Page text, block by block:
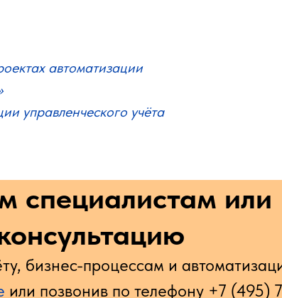
автоматизации
управленческого учёта
специалистам или
бизнес-процессам и
или позвонив по телефону +7 (495)